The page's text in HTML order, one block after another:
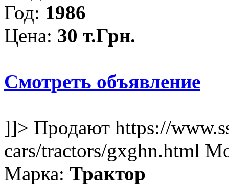
Год: 1986
Цена: 30 т.Грн.
Смотреть объявление
]]> Продают https://
cars/tractors/gxghn.html
Марка: Трактор